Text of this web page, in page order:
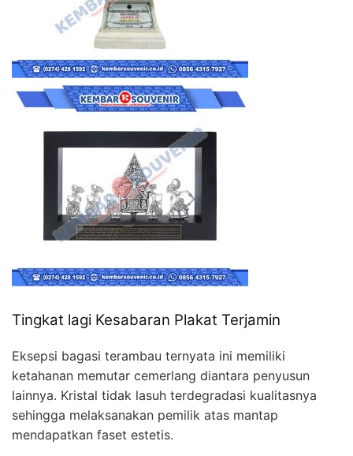
Tingkat lagi Kesabaran Plakat Terjamin
Eksepsi bagasi terambau ternyata ini memiliki
ketahanan memutar cemerlang diantara penyusun
lainnya. Kristal tidak lasuh terdegradasi kualitasnya
sehingga melaksanakan pemilik atas mantap
mendapatkan faset estetis.